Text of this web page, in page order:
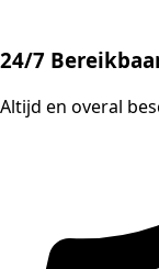
24/7
Altijd en overal